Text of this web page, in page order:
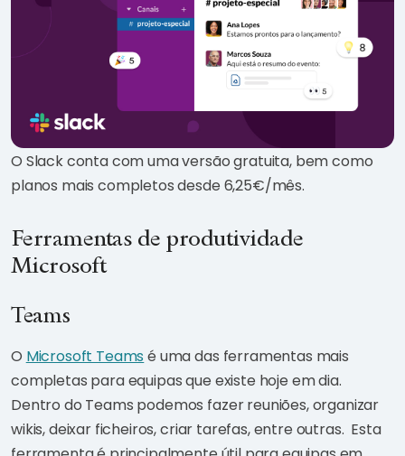
O Slack conta com uma versão gratuita, bem como
planos mais completos desde 6,25€/mês.
Ferramentas de produtividade
Microsoft
Teams
O Microsoft Teams é uma das ferramentas mais
completas para equipas que existe hoje em dia.
Dentro do Teams podemos fazer reuniões, organizar
wikis, deixar ficheiros, criar tarefas, entre outras. Esta